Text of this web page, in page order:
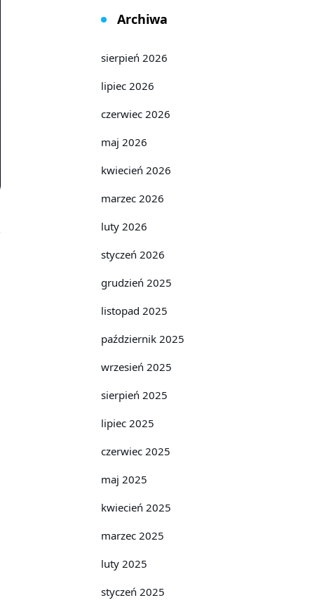
Archiwa
sierpień 2026
lipiec 2026
czerwiec 2026
maj 2026
kwiecień 2026
marzec 2026
luty 2026
styczeń 2026
grudzień 2025
listopad 2025
październik 2025
wrzesień 2025
sierpień 2025
lipiec 2025
czerwiec 2025
maj 2025
kwiecień 2025
marzec 2025
luty 2025
styczeń 2025